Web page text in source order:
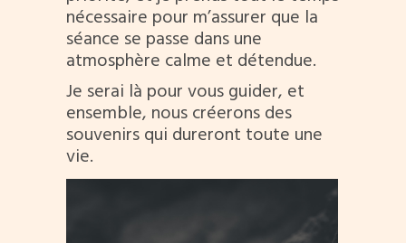
nécessaire pour m’assurer que la
séance se passe dans une
atmosphère calme et détendue.
Je serai là pour vous guider, et
ensemble, nous créerons des
souvenirs qui dureront toute une
vie.